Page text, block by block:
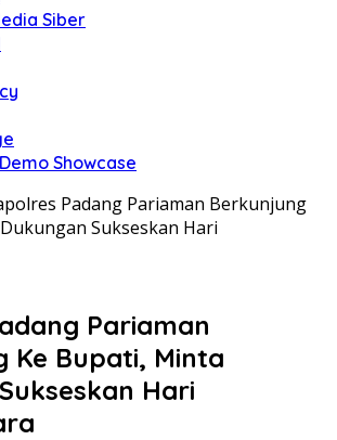
Siber
Showcase
Padang Pariaman Berkunjung
Sukseskan Hari
Pariaman
Ke Bupati, Minta
Hari